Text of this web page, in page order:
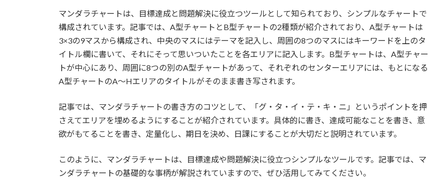
マンダラチャートは、目標達成と問題解決に役立つツールとして知られており、シンプルなチャートで
構成されています。記事では、A型チャートとB型チャートの2種類が紹介されており、A型チャートは
3×3の9マスから構成され、中央のマスにはテーマを記入し、周囲の8つのマスにはキーワードを上のタ
イトル欄に書いて、それにそって思いついたことを各エリアに記入します。B型チャートは、A型チャー
トが中心にあり、周囲に8つの別のA型チャートがあって、それぞれのセンターエリアには、もとになる
A型チャートのA～Hエリアのタイトルがそのまま書き写されます。
記事では、マンダラチャートの書き方のコツとして、「グ・タ・イ・テ・キ・ニ」というポイントを押
さえてエリアを埋めるようにすることが紹介されています。具体的に書き、達成可能なことを書き、意
欲がもてることを書き、定量化し、期日を決め、日課にすることが大切だと説明されています。
このように、マンダラチャートは、目標達成や問題解決に役立つシンプルなツールです。記事では、マ
ンダラチャートの基礎的な事柄が解説されていますので、ぜひ活用してみてください。